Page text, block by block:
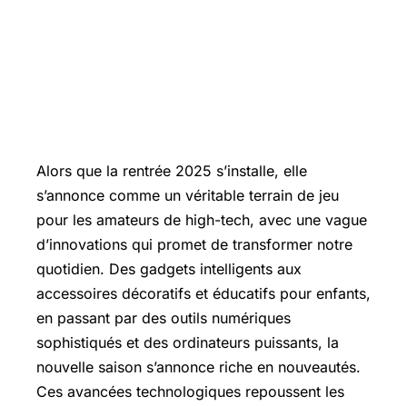
Alors que la rentrée 2025 s’installe, elle
s’annonce comme un véritable terrain de jeu
pour les amateurs de high-tech, avec une vague
d’innovations qui promet de transformer notre
quotidien. Des gadgets intelligents aux
accessoires décoratifs et éducatifs pour enfants,
en passant par des outils numériques
sophistiqués et des ordinateurs puissants, la
nouvelle saison s’annonce riche en nouveautés.
Ces avancées technologiques repoussent les